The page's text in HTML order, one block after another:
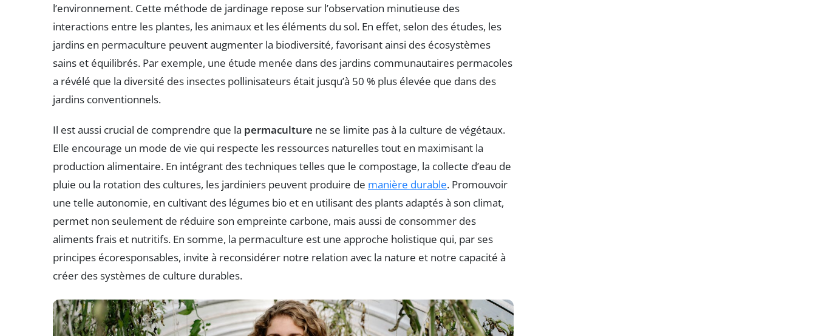
l’environnement. Cette méthode de jardinage repose sur l’observation minutieuse des
interactions entre les plantes, les animaux et les éléments du sol. En effet, selon des études, les
jardins en permaculture peuvent augmenter la biodiversité, favorisant ainsi des écosystèmes
sains et équilibrés. Par exemple, une étude menée dans des jardins communautaires permacoles
a révélé que la diversité des insectes pollinisateurs était jusqu’à 50 % plus élevée que dans des
jardins conventionnels.
Il est aussi crucial de comprendre que la permaculture ne se limite pas à la culture de végétaux.
Elle encourage un mode de vie qui respecte les ressources naturelles tout en maximisant la
production alimentaire. En intégrant des techniques telles que le compostage, la collecte d’eau de
pluie ou la rotation des cultures, les jardiniers peuvent produire de manière durable. Promouvoir
une telle autonomie, en cultivant des légumes bio et en utilisant des plants adaptés à son climat,
permet non seulement de réduire son empreinte carbone, mais aussi de consommer des
aliments frais et nutritifs. En somme, la permaculture est une approche holistique qui, par ses
principes écoresponsables, invite à reconsidérer notre relation avec la nature et notre capacité à
créer des systèmes de culture durables.